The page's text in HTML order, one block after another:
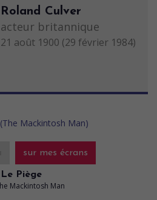
Roland Culver
acteur britannique
21 août 1900 (29 février 1984)
sur mes écrans
Le Piège
Mackintosh Man